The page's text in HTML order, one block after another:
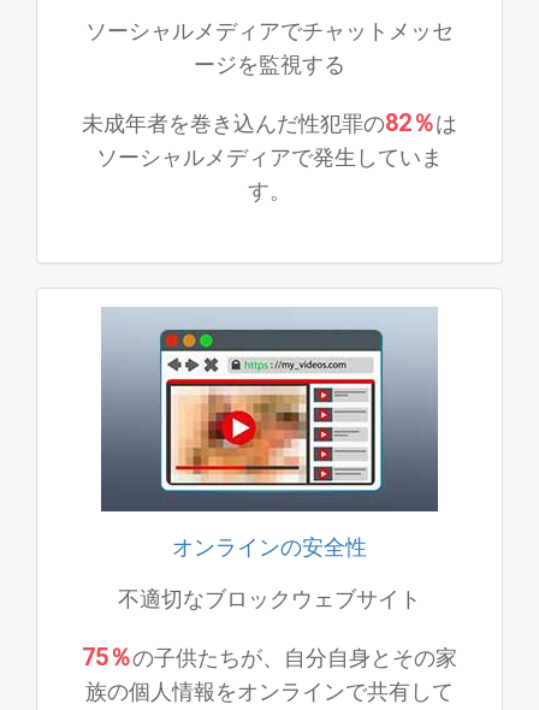
ソーシャルメディアでチャットメッセ
ージを監視する
未成年者を巻き込んだ性犯罪の82％は
ソーシャルメディアで発生していま
す。
オンラインの安全性
不適切なブロックウェブサイト
75％の子供たちが、自分自身とその家
族の個人情報をオンラインで共有して